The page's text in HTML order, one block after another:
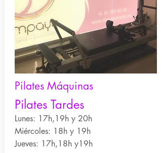
Pilates Máquinas
Pilates Tardes
Lunes: 17h,19h y 20h
Miércoles: 18h y 19h
Jueves: 17h,18h y19h